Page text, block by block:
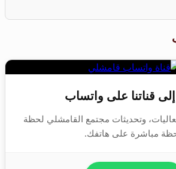
قناتنا على واتساب
وتحديثات مجتمع القامشلي لحظة
مباشرة على هاتفك.